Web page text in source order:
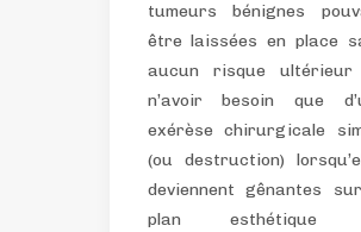
tumeurs bénignes
être laissées en place
aucun risque ultérieur
n’avoir besoin que
exérèse chirurgicale
(ou destruction)
deviennent gênantes
plan esthétique